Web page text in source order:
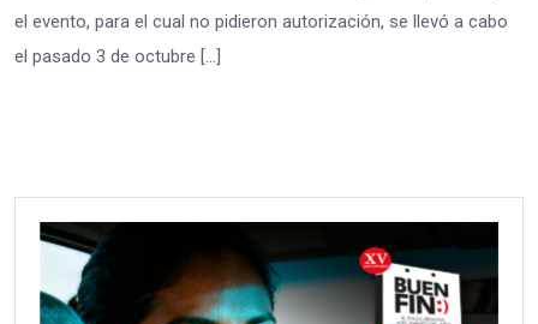
el evento, para el cual no pidieron autorización, se llevó a cabo
el pasado 3 de octubre […]